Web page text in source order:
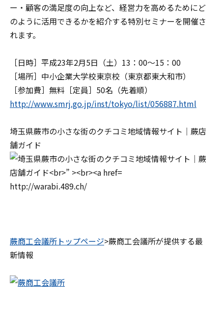
ー・顧客の満足度の向上など、経営力を高めるためにど
のように活用できるかを紹介する特別セミナーを開催さ
れます。
［日時］平成23年2月5日（土）13：00～15：00
［場所］中小企業大学校東京校（東京都東大和市）
［参加費］無料［定員］50名（先着順）
http://www.smrj.go.jp/inst/tokyo/list/056887.html
埼玉県蕨市の小さな街のクチコミ地域情報サイト｜蕨店
舗ガイド
http://warabi.489.ch/
蕨商工会議所トップページ>蕨商工会議所が提供する最
新情報